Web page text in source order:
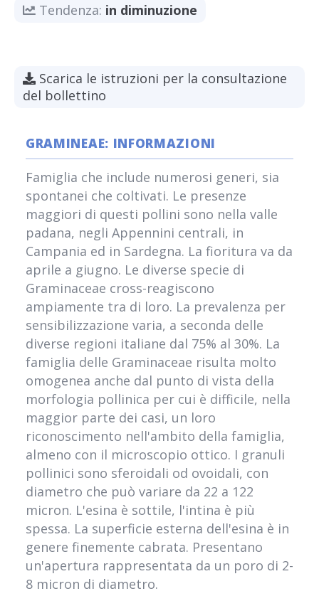
Tendenza: in diminuzione
Scarica le istruzioni per la consultazione
del bollettino
GRAMINEAE: INFORMAZIONI
Famiglia che include numerosi generi, sia
spontanei che coltivati. Le presenze
maggiori di questi pollini sono nella valle
padana, negli Appennini centrali, in
Campania ed in Sardegna. La fioritura va da
aprile a giugno. Le diverse specie di
Graminaceae cross-reagiscono
ampiamente tra di loro. La prevalenza per
sensibilizzazione varia, a seconda delle
diverse regioni italiane dal 75% al 30%. La
famiglia delle Graminaceae risulta molto
omogenea anche dal punto di vista della
morfologia pollinica per cui è difficile, nella
maggior parte dei casi, un loro
riconoscimento nell'ambito della famiglia,
almeno con il microscopio ottico. I granuli
pollinici sono sferoidali od ovoidali, con
diametro che può variare da 22 a 122
micron. L'esina è sottile, l'intina è più
spessa. La superficie esterna dell'esina è in
genere finemente cabrata. Presentano
un'apertura rappresentata da un poro di 2-
8 micron di diametro.